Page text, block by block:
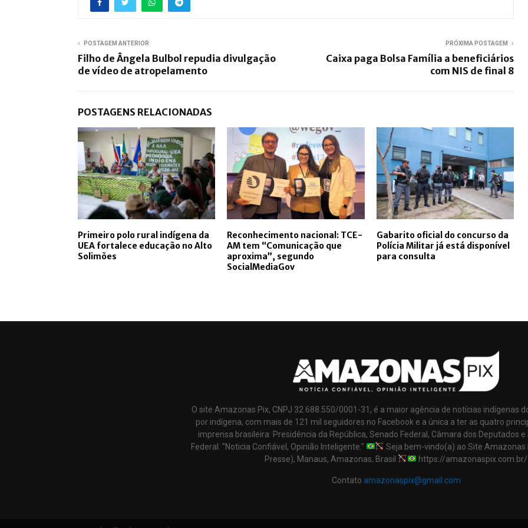
POSTAGEM ANTERIOR
Filho de Ângela Bulbol repudia divulgação
de vídeo de atropelamento
PRÓXIMA POSTAGEM
Caixa paga Bolsa Família a beneficiários
com NIS de final 8
POSTAGENS RELACIONADAS
Primeiro polo rural indígena da
UEA fortalece educação no Alto
Solimões
Reconhecimento nacional: TCE-
AM tem “Comunicação que
aproxima”, segundo
SocialMediaGov
Gabarito oficial do concurso da
Polícia Militar já está disponível
para consulta
O site Amazonas Pix, CNPJ 32.688.550/0001-31, é a maior agência de notícias indígenas
por indígena, com mais de 121 mil seguidores no Facebook e a única a ter as quatro
imprensa brasileira: Presidência da República, Senado Federal, Câmara dos Deputados e
Federal. "Noticia Confiável, Opinião Inteligente."
Seja bem-vindo(a) ao Site
Presse), Manaus, Amazonas, Brasil
https://amazonaspix.com.br/
Contato amazonaspix@gmail.com